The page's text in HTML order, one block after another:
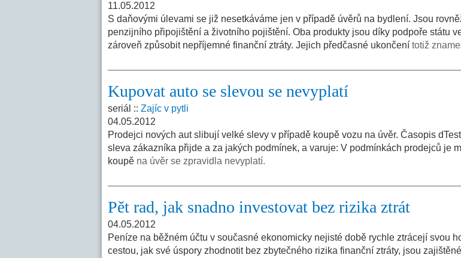
11.05.2012
S daňovými úlevami se již nesetkáváme jen v případě úvěrů na bydlení. Jsou
penzijního připojištění a životního pojištění. Oba produkty jsou díky podpoře státu
zároveň způsobit nepříjemné finanční ztráty. Jejich předčasné ukončení totiž
Kupovat auto se slevou se nevyplatí
seriál :: Zajíc v pytli
04.05.2012
Prodejci nových aut slibují velké slevy v případě koupě vozu na úvěr. Časopis
sleva zákazníka přijde a za jakých podmínek, a varuje: V podmínkách prodejců je
koupě na úvěr se zpravidla nevyplatí.
Pět rad, jak snadno investovat bez rizika ztrát
04.05.2012
Peníze na běžném účtu v současné ekonomicky nejisté době rychle ztrácejí svou
cestou, jak své úspory zhodnotit bez zbytečného rizika finanční ztráty, jsou